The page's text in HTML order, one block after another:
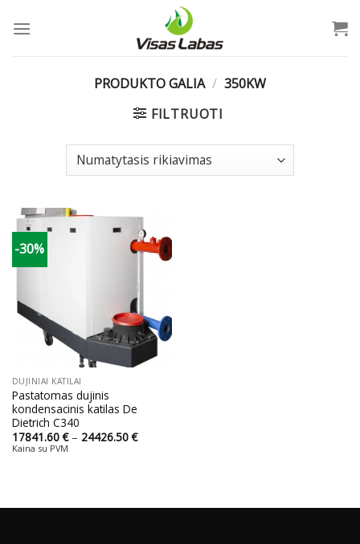
PRODUKTO GALIA / 350KW
FILTRUOTI
-30%
DUJINIAI KATILAI
Pastatomas dujinis
kondensacinis katilas De
Dietrich C340
17841.60€ – 24426.50€Price
range:
Kaina su PVM